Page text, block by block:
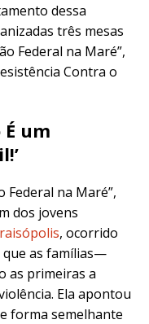
dessa
três mesas
Federal na Maré”,
Contra o
um
Federal na Maré”,
dos jovens
, ocorrido
que as famílias—
as primeiras a
Ela apontou
forma semelhante